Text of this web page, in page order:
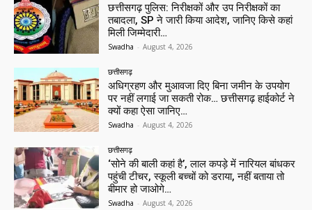
छत्तीसगढ़ पुलिस: निरीक्षकों और उप निरीक्षकों का
तबादला, SP ने जारी किया आदेश, जानिए किसे कहां
मिली जिम्मेदारी…
Swadha - August 4, 2026
छत्तीसगढ़
अधिग्रहण और मुआवजा दिए बिना जमीन के उपयोग
पर नहीं लगाई जा सकती रोक… छत्तीसगढ़ हाईकोर्ट ने
क्यों कहा ऐसा जानिए…
Swadha - August 4, 2026
छत्तीसगढ़
‘सोने की बाली कहां है’, लाल कपड़े में नारियल बांधकर
पहुंची टीचर, स्कूली बच्चों को डराया, नहीं बताया तो
बीमार हो जाओगे…
Swadha - August 4, 2026